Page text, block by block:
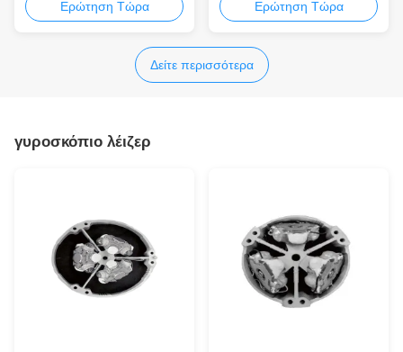
βάρους για το γρήγορο και
ακριβές positionin GMDSS
Ερώτηση Τώρα
υδροστατική χαμηλή
περιπλανώμενη ow
κατανάλωση releaser
Ερώτηση Τώρα
Δείτε περισσότερα
γυροσκόπιο λέιζερ